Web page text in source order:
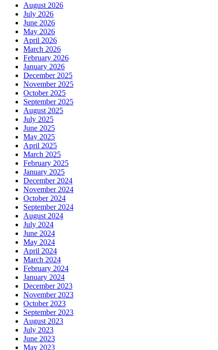
August 2026
July 2026
June 2026
May 2026
April 2026
March 2026
February 2026
January 2026
December 2025
November 2025
October 2025
September 2025
August 2025
July 2025
June 2025
May 2025
April 2025
March 2025
February 2025
January 2025
December 2024
November 2024
October 2024
September 2024
August 2024
July 2024
June 2024
May 2024
April 2024
March 2024
February 2024
January 2024
December 2023
November 2023
October 2023
September 2023
August 2023
July 2023
June 2023
May 2023